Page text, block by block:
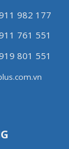
982 177
761 551
801 551